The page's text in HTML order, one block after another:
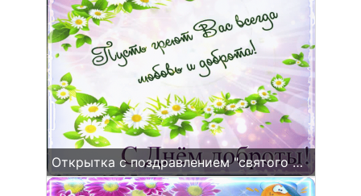
Открытка с поздравлением "святого рожденных вам!" на фоне цветов.